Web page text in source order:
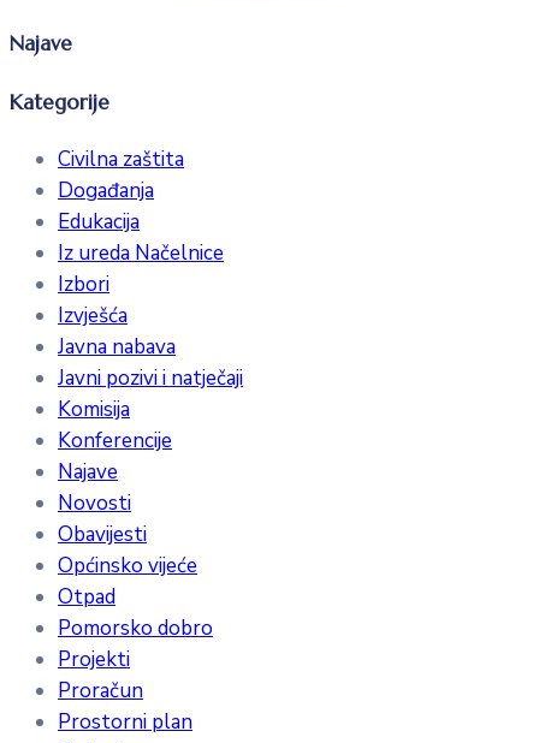
Najave
Kategorije
Civilna zaštita
Događanja
Edukacija
Iz ureda Načelnice
Izbori
Izvješća
Javna nabava
Javni pozivi i natječaji
Komisija
Konferencije
Najave
Novosti
Obavijesti
Općinsko vijeće
Otpad
Pomorsko dobro
Projekti
Proračun
Prostorni plan